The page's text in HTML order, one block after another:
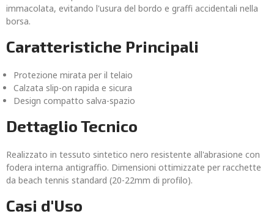
immacolata, evitando l'usura del bordo e graffi accidentali nella
borsa.
Caratteristiche Principali
Protezione mirata per il telaio
Calzata slip-on rapida e sicura
Design compatto salva-spazio
Dettaglio Tecnico
Realizzato in tessuto sintetico nero resistente all'abrasione con
fodera interna antigraffio. Dimensioni ottimizzate per racchette
da beach tennis standard (20-22mm di profilo).
Casi d'Uso